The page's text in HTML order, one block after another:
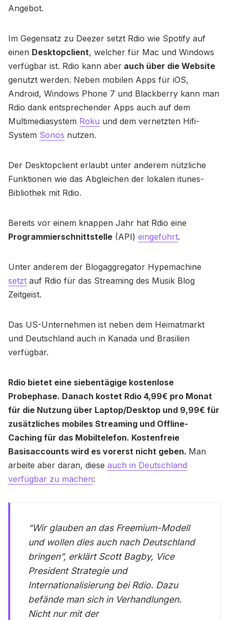
Angebot.
Im Gegensatz zu Deezer setzt Rdio wie Spotify auf
einen Desktopclient, welcher für Mac und Windows
verfügbar ist. Rdio kann aber auch über die Website
genutzt werden. Neben mobilen Apps für iOS,
Android, Windows Phone 7 und Blackberry kann man
Rdio dank entsprechender Apps auch auf dem
Multimediasystem Roku und dem vernetzten Hifi-
System Sonos nutzen.
Der Desktopclient erlaubt unter anderem nützliche
Funktionen wie das Abgleichen der lokalen itunes-
Bibliothek mit Rdio.
Bereits vor einem knappen Jahr hat Rdio eine
Programmierschnittstelle (API) eingeführt.
Unter anderem der Blogaggregator Hypemachine
setzt auf Rdio für das Streaming des Musik Blog
Zeitgeist.
Das US-Unternehmen ist neben dem Heimatmarkt
und Deutschland auch in Kanada und Brasilien
verfügbar.
Rdio bietet eine siebentägige kostenlose
Probephase. Danach kostet Rdio 4,99€ pro Monat
für die Nutzung über Laptop/Desktop und 9,99€ für
zusätzliches mobiles Streaming und Offline-
Caching für das Mobiltelefon. Kostenfreie
Basisaccounts wird es vorerst nicht geben. Man
arbeite aber daran, diese auch in Deutschland
verfügbar zu machen:
“Wir glauben an das Freemium-Modell
und wollen dies auch nach Deutschland
bringen”, erklärt Scott Bagby, Vice
President Strategie und
Internationalisierung bei Rdio. Dazu
befände man sich in Verhandlungen.
Nicht nur mit der